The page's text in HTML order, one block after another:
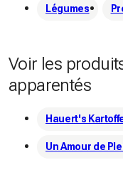
Légumes
Voir les
apparentés
Hauert's
Un Amour de